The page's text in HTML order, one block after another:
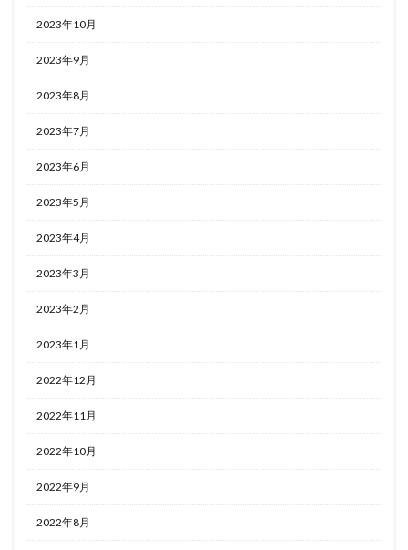
2023年10月
2023年9月
2023年8月
2023年7月
2023年6月
2023年5月
2023年4月
2023年3月
2023年2月
2023年1月
2022年12月
2022年11月
2022年10月
2022年9月
2022年8月